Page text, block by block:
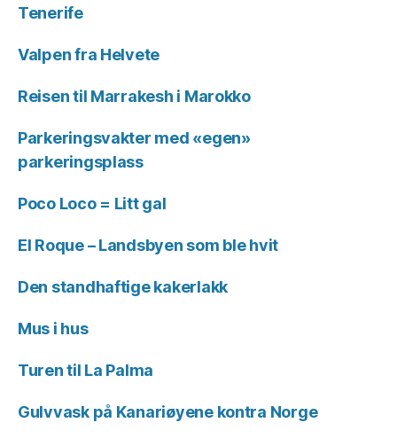
Tenerife
Valpen fra Helvete
Reisen til Marrakesh i Marokko
Parkeringsvakter med «egen»
parkeringsplass
Poco Loco = Litt gal
El Roque – Landsbyen som ble hvit
Den standhaftige kakerlakk
Mus i hus
Turen til La Palma
Gulvvask på Kanariøyene kontra Norge